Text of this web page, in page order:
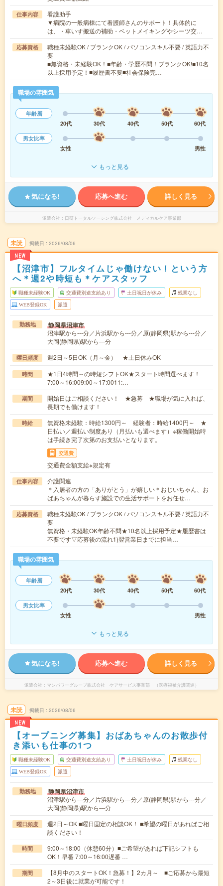
仕事内容
看護助手
▼病院の一般病棟にて看護師さんのサポート！具体的に
は、・車いす搬送の補助・ベットメイキングやシーツ交…
応募資格
職種未経験OK / ブランクOK / パソコンスキル不要 / 英語力不
要
■無資格・未経験OK！■年齢・学歴不問！ブランクOK!■10名
以上採用予定！■履歴書不要■社会保険完…
職場の雰囲気
年齢層
20代
30代 40代 50代
60代
男女比率
女性
男性
もっと見る
気になる! 応募へ進む 詳しく見る
派遣会社 日研トータルソーシング株式会社 メディカルケア事業部
未読
NEW
掲載日 2026/08/06
【沼津市】フルタイムじゃ働けない！という方
へ＊週2や時短も＊ケアスタッフ
職種未経験OK 交通費別途支給あり 土日祝日が休み 残業なし
WEB登録OK 派遣
勤務地 静岡県沼津市
沼津駅から---分／片浜駅から---分／原(静岡県)駅から---分／
大岡(静岡県)駅から---分
曜日頻度 週2日～5日OK（月～金） ★土日休みOK
時間
★1日4時間～の時短シフトOK★スタート時間選べます！
7:00～16:009:00～17:0011:…
期間
開始日はご相談ください！ ★急募 ★職場が気に入れば、
長期でも働けます！
時給
無資格未経験：時給1300円～ 経験者：時給1400円～ ★
日払い／週払い制度あり（月払いも選べます）※稼働開始時
は手続き完了次第のお支払いとなります。
交通費
交通費全額支給※規定有
仕事内容
介護関連
＊入居者の方の「ありがとう」が嬉しい＊おじいちゃん、お
ばあちゃんが暮らす施設での生活サポートをお任せ…
応募資格
職種未経験OK / ブランクOK / パソコンスキル不要 / 英語力不
要
無資格・未経験OK年齢不問★10名以上採用予定★履歴書は
不要です▽応募後の流れ1)翌営業日までに担当…
職場の雰囲気
年齢層
20代
30代 40代 50代
60代
男女比率
女性
男性
もっと見る
気になる! 応募へ進む 詳しく見る
派遣会社 マンパワーグループ株式会社 ケアサービス事業部 （医療福祉介護関連）
未読
NEW
掲載日 2026/08/06
【オープニング募集】おばあちゃんのお散歩付
き添いも仕事の1つ
職種未経験OK 交通費別途支給あり 土日祝日が休み 残業なし
WEB登録OK 派遣
勤務地 静岡県沼津市
沼津駅から---分／片浜駅から---分／原(静岡県)駅から---分／
大岡(静岡県)駅から---分
曜日頻度
週2日～OK ■曜日固定の相談OK！ ■希望の曜日があればご相
談ください！
時間
9:00～18:00（休憩60分）■ご希望があれば下記シフトも
OK！早番 7:00～16:00遅番 …
期間
【8月中のスタートOK！急募！】2カ月～ ■ご応募から最短
2～3日後に就業が可能です！